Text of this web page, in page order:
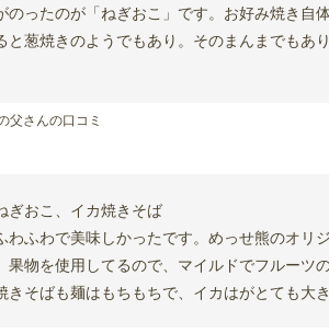
のったのが「ねぎおこ」です。お好み焼き自
と葱焼きのようでもあり。そのまんまでもあ
父さんの口コミ
ぎおこ、イカ焼きそば
わふわで美味しかったです。めっせ熊のオリ
果物を使用してるので、マイルドでフルーツ
きそばも麺はもちもちで、イカはがとても大